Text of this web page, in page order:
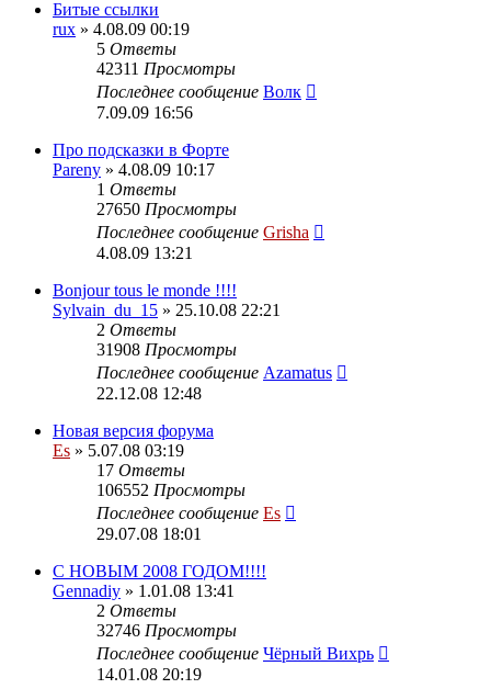
Битые ссылки
rux » 4.08.09 00:19
5 Ответы
42311 Просмотры
Последнее сообщение Волк
7.09.09 16:56
Про подсказки в Форте
Pareny » 4.08.09 10:17
1 Ответы
27650 Просмотры
Последнее сообщение Grisha
4.08.09 13:21
Bonjour tous le monde !!!!
Sylvain_du_15 » 25.10.08 22:21
2 Ответы
31908 Просмотры
Последнее сообщение Azamatus
22.12.08 12:48
Новая версия форума
Es » 5.07.08 03:19
17 Ответы
106552 Просмотры
Последнее сообщение Es
29.07.08 18:01
C НОВЫМ 2008 ГОДОМ!!!!
Gennadiy » 1.01.08 13:41
2 Ответы
32746 Просмотры
Последнее сообщение Чёрный Вихрь
14.01.08 20:19